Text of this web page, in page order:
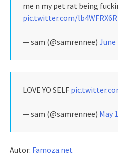
me n my pet rat being
pic.twitter.com/
— sam (@samrennee) June
LOVE YO SELF
— sam (@samrennee) May
Autor: Famoza.net